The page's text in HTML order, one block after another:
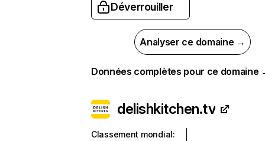
Déverrouiller
Analyser ce domaine →
Données complètes pour ce domaine
delishkitchen.tv
Classement mondial: